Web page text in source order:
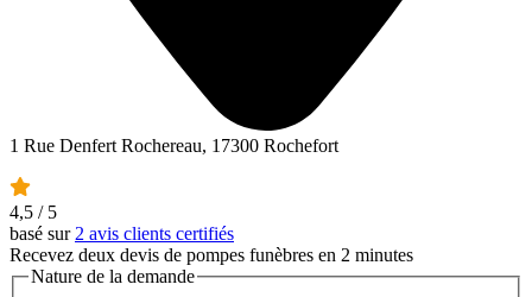
1 Rue Denfert Rochereau, 17300 Rochefort
4,5 / 5
basé sur 2 avis clients certifiés
Recevez deux devis de pompes funèbres en 2 minutes
Nature de la demande